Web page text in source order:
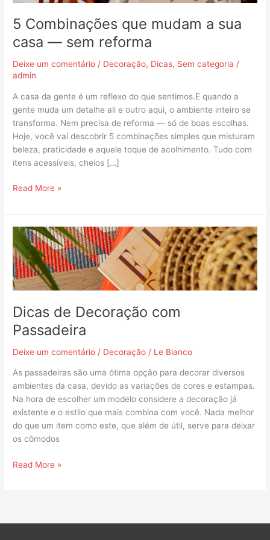
5 Combinações que mudam a sua
casa — sem reforma
Deixe um comentário / Decoração, Dicas, Sem categoria /
admin
A casa da gente é um reflexo do que sentimos.E quando a
gente muda um detalhe ali e outro aqui, o ambiente inteiro se
transforma. Nem precisa de reforma — só de boas escolhas.
Hoje, você vai descobrir 5 combinações simples que misturam
beleza, praticidade e aquele toque de acolhimento. Tudo com
itens acessíveis, cheios […]
reforma
Read More »
Dicas de Decoração com
Passadeira
Deixe um comentário / Decoração / Le Bianco
As passadeiras são uma ótima opção para decorar diversos
ambientes da casa, devido as variações de cores e estampas.
Na hora de escolher um modelo considere a decoração já
existente e o estilo que mais combina com você. Nada melhor
do que um item como este, que além de útil, serve para deixar
os cômodos
Dicas
de
Decoração
com
Passadeira
Read More »